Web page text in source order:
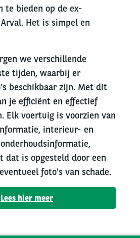
te bieden op de ex-
Het is simpel en
we verschillende
tijden, waarbij er
beschikbaar zijn. Met dit
je efficiënt en effectief
Elk voertuig is voorzien van
interieur- en
dat is opgesteld door een
foto's van schade.
Lees hier meer